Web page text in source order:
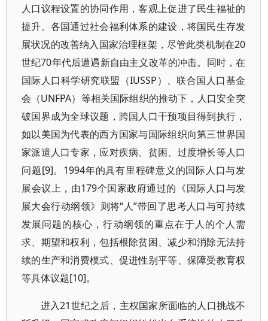
人口议程设置的协同作用，客观上促进了民生福祉的
提升。各国通过社会福利体系的建设，将国民生存发
展状况的改善纳入国家治理框架，尽管此类机制在20
世纪70年代后遭遇新自由主义改革的冲击。同时，在
国际人口科学研究联盟（IUSSP）、联合国人口基金
会（UNFPA）等相关国际组织的推动下，人口安全突
破国界成为全球议题，跨国人口干预项目得到执行，
如以美国为代表的西方国家与国际组织向第三世界国
家派遣人口专家，应对疾病、贫困、过度增长等人口
问题[9]。1994年的具有里程碑意义的国际人口与发
展会议上，由179个国家政府通过的《国际人口与发
展大会行动纲领》则将“人”带回了思考人口与可持续
发展问题的核心，行动纲领的重点在于人的个人需
求、期望和权利，包括根除贫困、减少和消除无法持
续的生产和消费模式、促进性别平等、保障受教育权
等具体议题[10]。
进入21世纪之后，主权国家所面临的人口挑战不